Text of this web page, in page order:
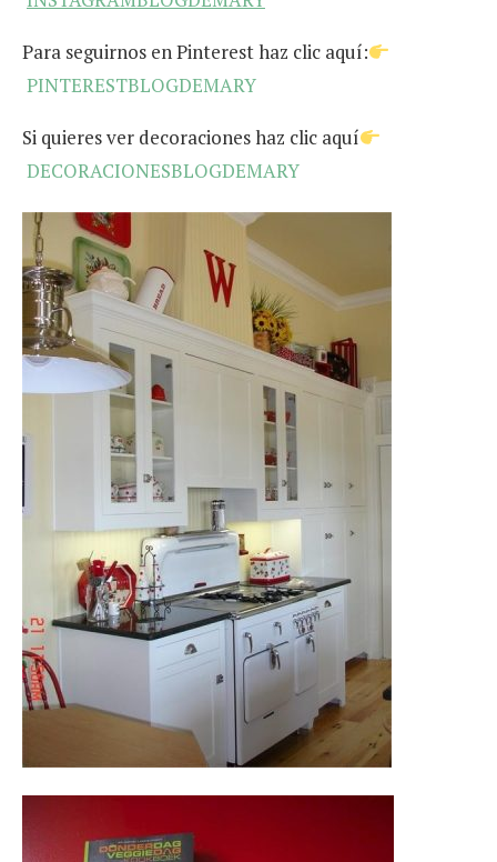
Para seguirnos en Pinterest haz clic aquí:
PINTERESTBLOGDEMARY
Si quieres ver decoraciones haz clic aquí
DECORACIONESBLOGDEMARY